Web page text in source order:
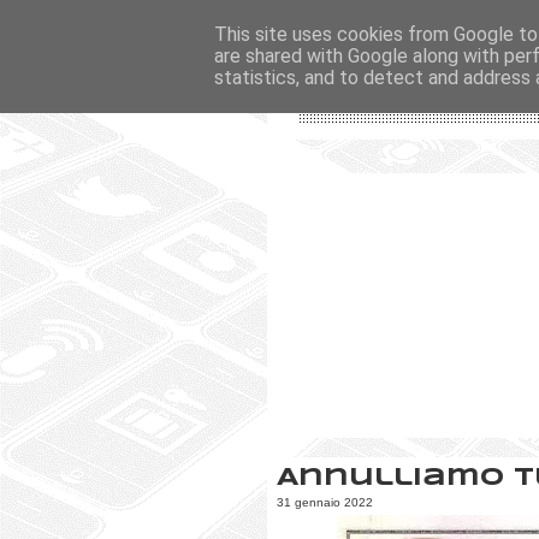
Annulliamo
31 gennaio 2022
This site uses cookies from Google
are shared with Google along with
statistics, and to detect and address